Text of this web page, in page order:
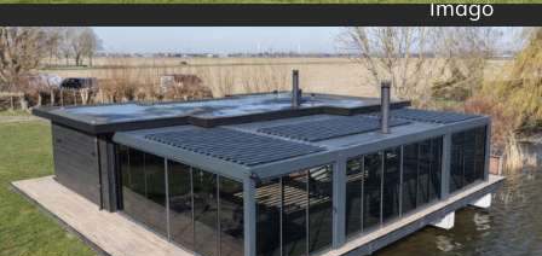
Imago